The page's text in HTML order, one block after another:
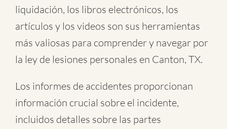
liquidación, los libros electrónicos, los
artículos y los videos son sus herramientas
más valiosas para comprender y navegar por
la ley de lesiones personales en Canton, TX.
Los informes de accidentes proporcionan
información crucial sobre el incidente,
incluidos detalles sobre las partes